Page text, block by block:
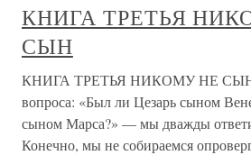
КНИГА ТРЕТЬЯ
СЫН
КНИГА ТРЕТЬЯ НИКОМУ НЕ СЫН
вопроса: «Был ли Цезарь сыном
сыном Марса?» — мы дважды
Конечно, мы не собираемся